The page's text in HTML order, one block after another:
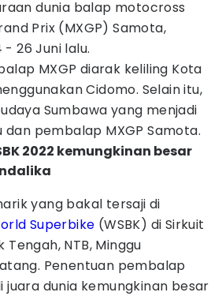
dunia balap motocross
Prix (MXGP) Samota,
26 Juni lalu.
MXGP diarak keliling Kota
Cidomo. Selain itu,
Sumbawa yang menjadi
pembalap MXGP Samota.
2022 kemungkinan besar
yang bakal tersaji di
Superbike (WSBK) di Sirkuit
Tengah, NTB, Minggu
Penentuan pembalap
juara dunia kemungkinan besar